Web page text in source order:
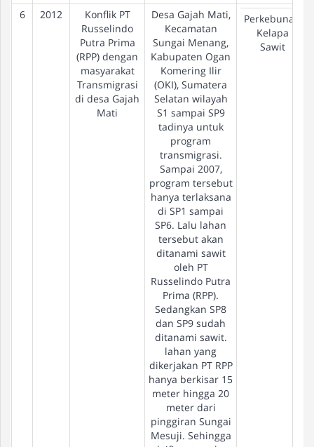
6 2012
Konflik PT
Russelindo
Putra Prima
(RPP) dengan
masyarakat
Transmigrasi
di desa Gajah
Mati
Desa Gajah Mati,
Kecamatan
Sungai Menang,
Kabupaten Ogan
Komering Ilir
(OKI), Sumatera
Selatan wilayah
S1 sampai SP9
tadinya untuk
program
transmigrasi.
Sampai 2007,
program tersebut
hanya terlaksana
di SP1 sampai
SP6. Lalu lahan
tersebut akan
ditanami sawit
oleh PT
Russelindo Putra
Prima (RPP).
Sedangkan SP8
dan SP9 sudah
ditanami sawit.
lahan yang
dikerjakan PT RPP
hanya berkisar 15
meter hingga 20
meter dari
pinggiran Sungai
Mesuji. Sehingga
Perkebunan
Kelapa
Sawit